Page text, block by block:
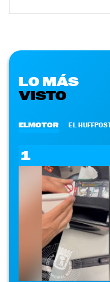
LO MÁS
VISTO
ELMOTOR EL
1